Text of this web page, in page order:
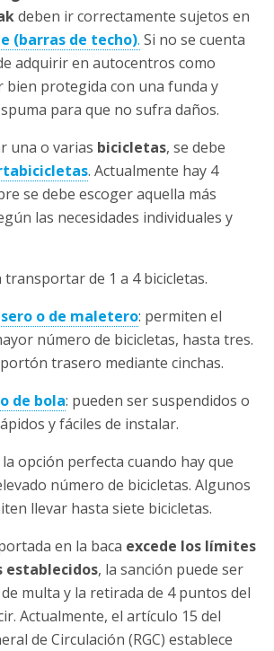
deben ir correctamente sujetos en
(barras de techo). Si no se cuenta
adquirir en autocentros como
bien protegida con una funda y
para que no sufra daños.
una o varias bicicletas, se debe
. Actualmente hay 4
se debe escoger aquella más
las necesidades individuales y
transportar de 1 a 4 bicicletas.
o de maletero: permiten el
número de bicicletas, hasta tres.
trasero mediante cinchas.
de bola: pueden ser suspendidos o
y fáciles de instalar.
la opción perfecta cuando hay que
número de bicicletas. Algunos
llevar hasta siete bicicletas.
en la baca excede los límites
establecidos, la sanción puede ser
multa y la retirada de 4 puntos del
Actualmente, el artículo 15 del
de Circulación (RGC) establece